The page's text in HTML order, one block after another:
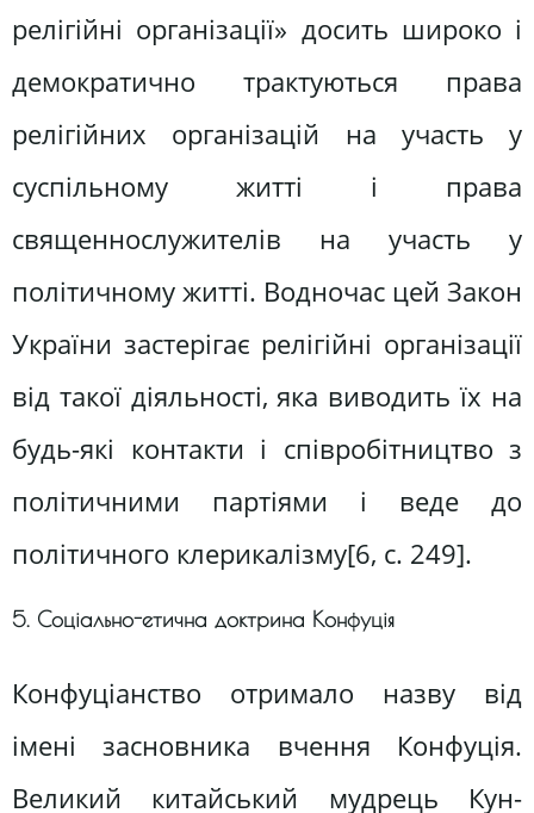
релігійні організації» досить широко і
демократично трактуються права
релігійних організацій на участь у
суспільному житті і права
священнослужителів на участь у
політичному житті. Водночас цей Закон
України застерігає релігійні організації
від такої діяльності, яка виводить їх на
будь-які контакти і співробітництво з
політичними партіями і веде до
політичного клерикалізму[6, c. 249].
5. Соціально-етична доктрина Конфуція
Конфуціанство отримало назву від
імені засновника вчення Конфуція.
Великий китайський мудрець Кун-